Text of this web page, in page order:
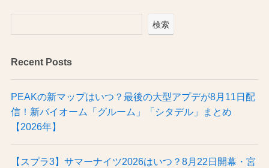
検索
Recent Posts
PEAKの新マップはいつ？最後の大型アプデが8月11日配
信！新バイオーム「グルーム」「シタデル」まとめ
【2026年】
【スプラ3】サマーナイツ2026はいつ？8月22日開幕・宮